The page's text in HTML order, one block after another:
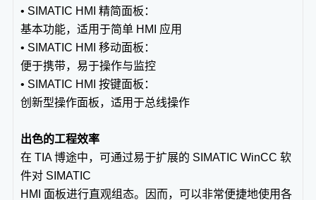
• SIMATIC HMI 精简面板：
基本功能，适用于简单 HMI 应用
• SIMATIC HMI 移动面板：
便于携带，易于操作与监控
• SIMATIC HMI 按键面板：
创新型操作面板，适用于总线操作
出色的工程效率
在 TIA 博途中，可通过易于扩展的 SIMATIC WinCC 软
件对 SIMATIC
HMI 面板进行直观组态。因而，可以非常便捷地使用各